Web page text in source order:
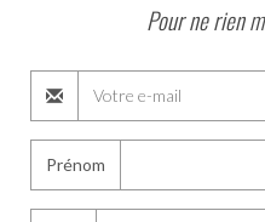
Pour ne rien
Prénom